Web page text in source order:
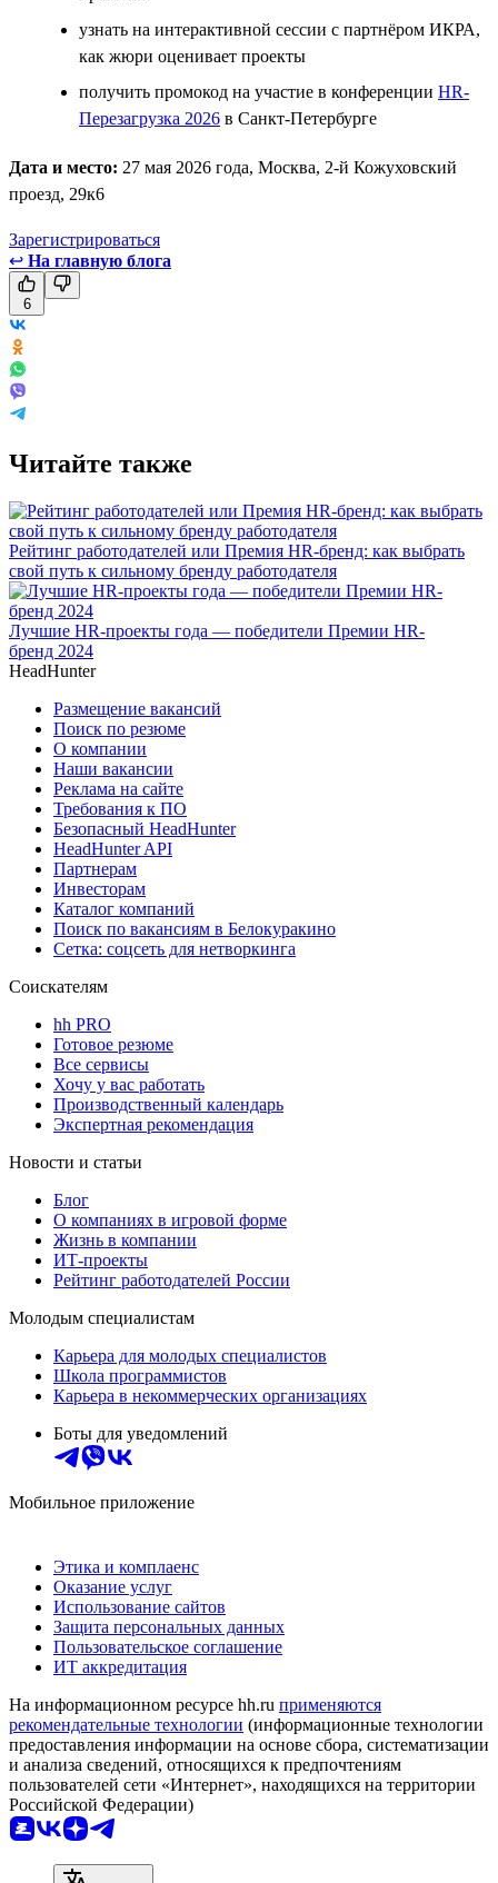
узнать на интерактивной сессии с партнёром ИКРА,
как жюри оценивает проекты
получить промокод на участие в конференции HR-
Перезагрузка 2026 в Санкт-Петербурге
Дата и место: 27 мая 2026 года, Москва, 2-й Кожуховский
проезд, 29к6
Зарегистрироваться
↩ На главную блога
6
Читайте также
Рейтинг работодателей или Премия HR-бренд: как выбрать
свой путь к сильному бренду работодателя
Лучшие HR-проекты года — победители Премии HR-
бренд 2024
HeadHunter
Размещение вакансий
Поиск по резюме
О компании
Наши вакансии
Реклама на сайте
Требования к ПО
Безопасный HeadHunter
HeadHunter API
Партнерам
Инвесторам
Каталог компаний
Поиск по вакансиям в Белокуракино
Сетка: соцсеть для нетворкинга
Соискателям
hh PRO
Готовое резюме
Все сервисы
Хочу у вас работать
Производственный календарь
Экспертная рекомендация
Новости и статьи
Блог
О компаниях в игровой форме
Жизнь в компании
ИТ-проекты
Рейтинг работодателей России
Молодым специалистам
Карьера для молодых специалистов
Школа программистов
Карьера в некоммерческих организациях
Боты для уведомлений
Мобильное приложение
Этика и комплаенс
Оказание услуг
Использование сайтов
Защита персональных данных
Пользовательское соглашение
ИТ аккредитация
На информационном ресурсе hh.ru применяются
рекомендательные технологии (информационные технологии
предоставления информации на основе сбора, систематизации
и анализа сведений, относящихся к предпочтениям
пользователей сети «Интернет», находящихся на территории
Российской Федерации)